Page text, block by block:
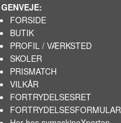
GENVEJE:
FORSIDE
BUTIK
PROFIL / VÆRKSTED
SKOLER
PRISMATCH
VILKÅR
FORTRYDELSESRET
FORTRYDELSESFORMULAR